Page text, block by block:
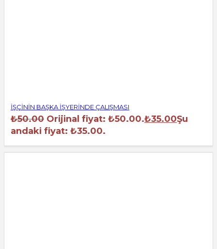
İŞÇİNİN BAŞKA İŞYERİNDE ÇALIŞMASI
₺50.00 Orijinal fiyat: ₺50.00.₺35.00Şu
andaki fiyat: ₺35.00.